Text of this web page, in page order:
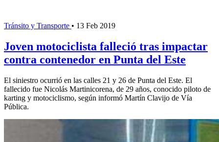
Tránsito y Transporte • 13 Feb 2019
Joven motociclista falleció tras impactar
contra contenedor en Punta del Este
El siniestro ocurrió en las calles 21 y 26 de Punta del Este. El
fallecido fue Nicolás Martinicorena, de 29 años, conocido piloto de
karting y motociclismo, según informó Martín Clavijo de Vía
Pública.